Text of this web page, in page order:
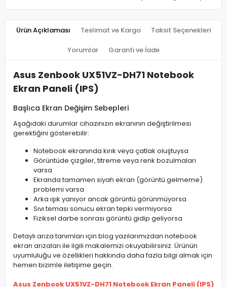
Ürün Açıklaması Teslimat ve Kargo Taksit Seçenekleri
Yorumlar Garanti ve İade
Asus Zenbook UX51VZ-DH71 Notebook
Ekran Paneli (IPS)
Başlıca Ekran Değişim Sebepleri
Aşağıdaki durumlar cihazınızın ekranının değiştirilmesi
gerektiğini gösterebilir:
Notebook ekranında kırık veya çatlak oluştuysa
Görüntüde çizgiler, titreme veya renk bozulmaları
varsa
Ekranda tamamen siyah ekran (görüntü gelmeme)
problemi varsa
Arka ışık yanıyor ancak görüntü görünmüyorsa
Sıvı teması sonucu ekran tepki vermiyorsa
Fiziksel darbe sonrası görüntü gidip geliyorsa
Detaylı arıza tanımları için blog yazılarımızdan notebook
ekran arızaları ile ilgili makalemizi okuyabilirsiniz. Ürünün
uyumluluğu ve özellikleri hakkında daha fazla bilgi almak için
hemen bizimle iletişime geçin.
Asus Zenbook UX51VZ-DH71 Notebook Ekran Paneli (IPS)